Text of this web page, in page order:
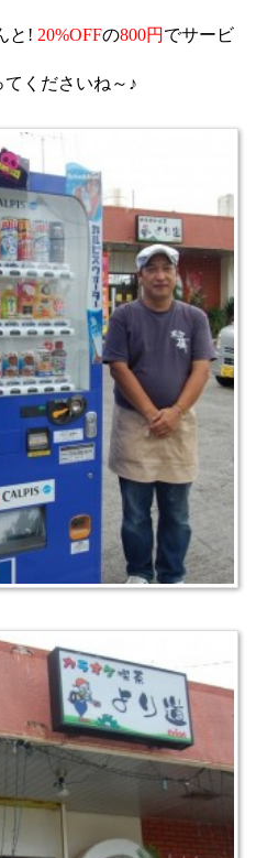
と! 20%OFFの800円 でサービ
くださいね～♪